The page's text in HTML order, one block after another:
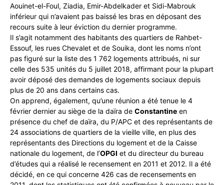
Aouinet-el-Foul, Ziadia, Emir-Abdelkader et Sidi-Mabrouk
inférieur qui n’avaient pas baissé les bras en déposant des
recours suite à leur éviction du dernier programme.
Il s’agit notamment des habitants des quartiers de Rahbet-
Essouf, les rues Chevalet et de Souika, dont les noms n’ont
pas figuré sur la liste des 1 762 logements attribués, ni sur
celle des 535 unités du 5 juillet 2018, affirmant pour la plupart
avoir déposé des demandes de logements sociaux depuis
plus de 20 ans dans certains cas.
On apprend, également, qu’une réunion a été tenue le 4
février dernier au siège de la daïra de Constantine en
présence du chef de daïra, du P/APC et des représentants de
24 associations de quartiers de la vieille ville, en plus des
représentants des Directions du logement et de la Caisse
nationale du logement, de l’OPGI et du directeur du bureau
d’études qui a réalisé le recensement en 2011 et 2012. Il a été
décidé, en ce qui concerne 426 cas de recensements en